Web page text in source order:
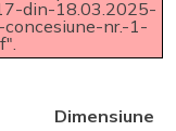
din-18.03.2025-
nr.-1-
Dimensiune